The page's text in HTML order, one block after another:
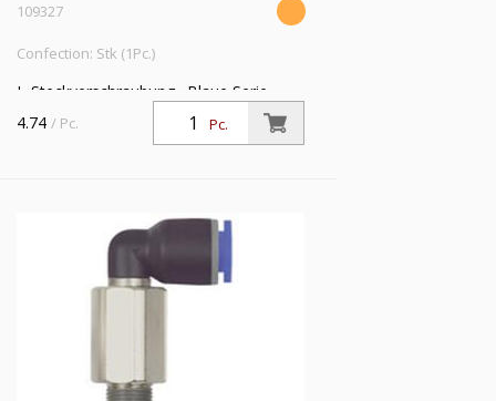
109327
Confection: Stk (1Pc.)
L-Steckverschraubung »Blaue Serie«
lang, drehbar, R 1/4 a., für Schlauch-
Außen-Ø 8 mm, Arbeitsdr. max. 15 bar,
Pc.
4.74 / Pc.